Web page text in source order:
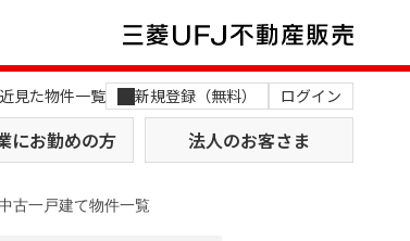
見た物件一覧 新規登録（無料） ログイン
にお勤めの方 法人のお客さま
古一戸建て物件一覧